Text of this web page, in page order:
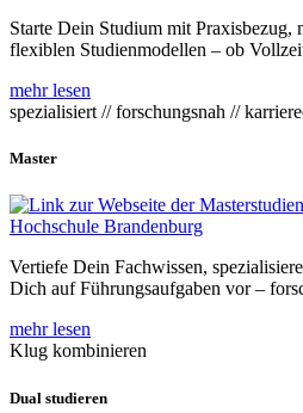
Starte Dein Studium mit Praxisbezug,
flexiblen Studienmodellen – ob
mehr lesen
spezialisiert // forschungsnah //
Master
Vertiefe Dein Fachwissen,
Dich auf Führungsaufgaben vor –
mehr lesen
Klug kombinieren
Dual studieren